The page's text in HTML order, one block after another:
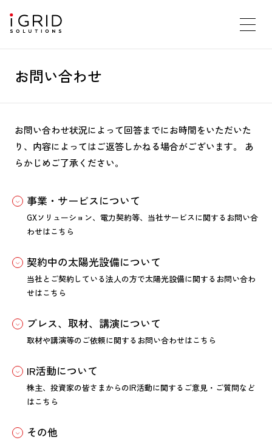
お問い合わせ
お問い合わせ状況によって回答までにお時間をいただいた
り、内容によってはご返答しかねる場合がございます。
あ
らかじめご了承ください。
事業・サービスについて
GXソリューション、電力契約等、当社サービスに関するお問い合
わせはこちら
契約中の太陽光設備について
当社とご契約している法人の方で太陽光設備に関するお問い合わ
せはこちら
プレス、取材、講演について
取材や講演等のご依頼に関するお問い合わせはこちら
IR活動について
株主、投資家の皆さまからのIR活動に関するご意見・ご質問など
はこちら
その他